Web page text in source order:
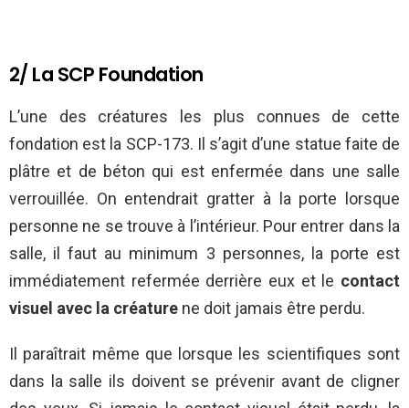
2/ La SCP Foundation
L’une des créatures les plus connues de cette
fondation est la SCP-173. Il s’agit d’une statue faite de
plâtre et de béton qui est enfermée dans une salle
verrouillée. On entendrait gratter à la porte lorsque
personne ne se trouve à l’intérieur. Pour entrer dans la
salle, il faut au minimum 3 personnes, la porte est
immédiatement refermée derrière eux et le contact
visuel avec la créature ne doit jamais être perdu.
Il paraîtrait même que lorsque les scientifiques sont
dans la salle ils doivent se prévenir avant de cligner